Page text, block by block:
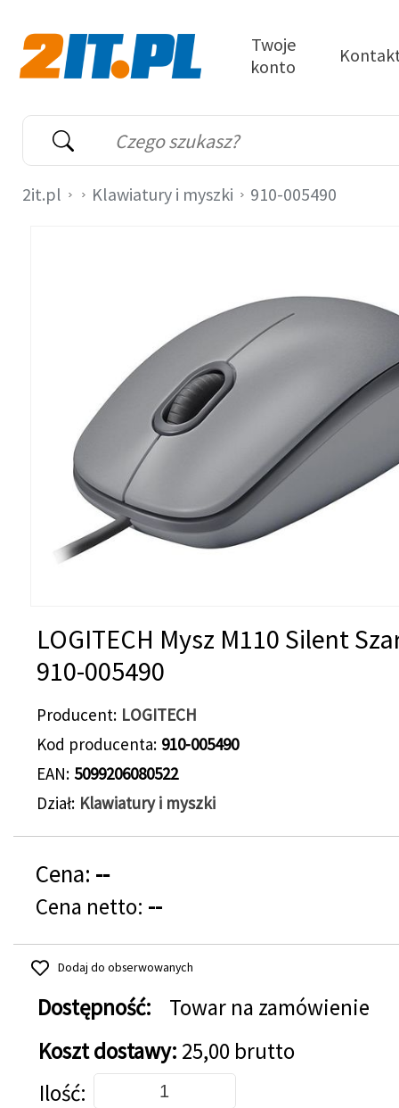
Wyszukiwarka
Słowo kluczowe
Twoje
konto
2it.pl Klawiatury i myszki 910-005490
LOGITECH Mysz M110 Silent
910-005490
Producent LOGITECH
Kod producenta 910-005490
EAN 5099206080522
Dział Klawiatury i myszki
Cena: --
Cena netto: --
Dodaj do obserwowanych
Dostępność:
Towar na zamówienie
Koszt dostawy: 25,00 brutto
Dodaj do koszyka
Ilość